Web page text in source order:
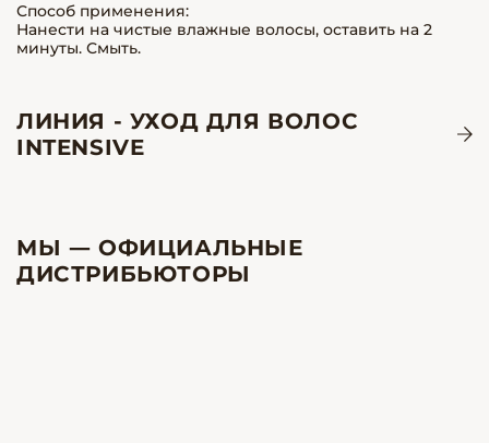
Способ применения:
Нанести на чистые влажные волосы, оставить на 2
минуты. Смыть.
ЛИНИЯ - УХОД ДЛЯ ВОЛОС
INTENSIVE
МЫ — ОФИЦИАЛЬНЫЕ
ДИСТРИБЬЮТОРЫ